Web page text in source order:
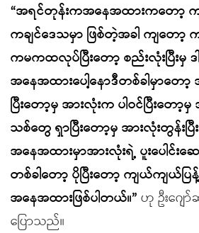
“အရင်တုန်းကအနေအထားကတော့ ကျ
ကချင်ဒေသမှာ ဖြစ်တဲ့အခါ ကျတော့
ကမကထလုပ်ပြီးတော့ စည်းလုံးပြီးမှ
အနေအထားပေါ့နောဒီတစ်ခါမှာတော့
ပြီးတော့မှ အားလုံးက ပါဝင်ပြီးတေ
သစ်တွေ ရှာပြီးတော့မှ အားလုံးတွန်းပြီ
အနေအထားမှာအားလုံးရဲ့ ပူးပေါင်း
တစ်ခါတော့ ပိုပြီးတော့ ကျယ်ကျယ်ပြ
အနေအထားဖြစ်ပါတယ်။” ဟု ဦးဂျေ
ပြောသည်။